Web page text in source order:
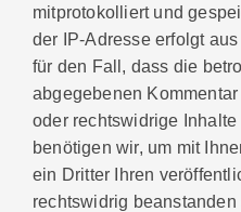
mitprotokolliert und
der IP-Adresse erfolgt
für den Fall, dass die
abgegebenen
oder rechtswidrige
benötigen wir, um mit
ein Dritter Ihren
rechtswidrig